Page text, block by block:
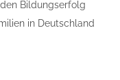
Bildungserfolg
in Deutschland